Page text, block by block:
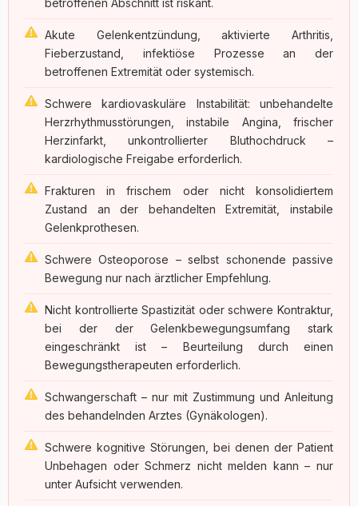
betroffenen Abschnitt ist riskant.
Akute Gelenkentzündung, aktivierte Arthritis,
Fieberzustand, infektiöse Prozesse an der
betroffenen Extremität oder systemisch.
Schwere kardiovaskuläre Instabilität: unbehandelte
Herzrhythmusstörungen, instabile Angina, frischer
Herzinfarkt, unkontrollierter Bluthochdruck –
kardiologische Freigabe erforderlich.
Frakturen in frischem oder nicht konsolidiertem
Zustand an der behandelten Extremität, instabile
Gelenkprothesen.
Schwere Osteoporose – selbst schonende passive
Bewegung nur nach ärztlicher Empfehlung.
Nicht kontrollierte Spastizität oder schwere Kontraktur,
bei der der Gelenkbewegungsumfang stark
eingeschränkt ist – Beurteilung durch einen
Bewegungstherapeuten erforderlich.
Schwangerschaft – nur mit Zustimmung und Anleitung
des behandelnden Arztes (Gynäkologen).
Schwere kognitive Störungen, bei denen der Patient
Unbehagen oder Schmerz nicht melden kann – nur
unter Aufsicht verwenden.